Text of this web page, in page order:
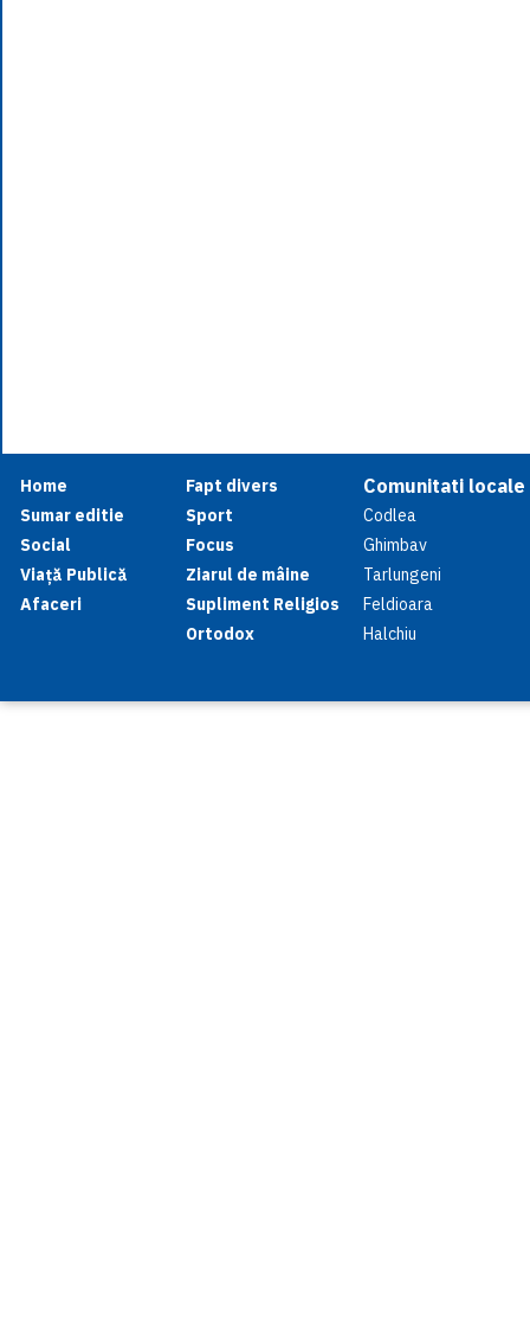
Home
Sumar editie
Social
Viață Publică
Afaceri
Fapt divers
Sport
Focus
Ziarul de mâine
Supliment Religios
Ortodox
Comunitati locale
Codlea
Ghimbav
Tarlungeni
Feldioara
Halchiu